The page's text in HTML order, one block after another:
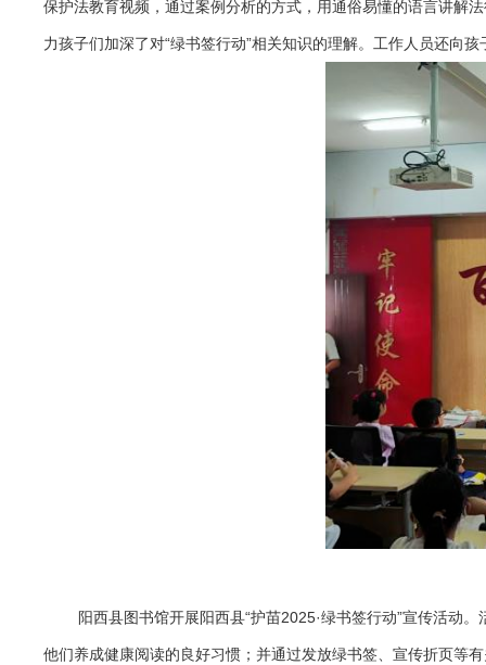
保护法教育视频，通过案例分析的方式，用通俗易懂的语言讲解
力孩子们加深了对“绿书签行动”相关知识的理解。工作人员还向
阳西县图书馆开展阳西县“护苗2025·绿书签行动”宣传活动
他们养成健康阅读的良好习惯；并通过发放绿书签、宣传折页等